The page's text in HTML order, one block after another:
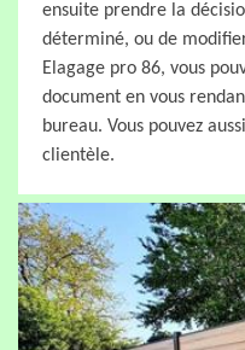
ensuite prendre la
déterminé, ou de
Elagage pro 86, vous
document en vous
bureau. Vous pouvez
clientèle.